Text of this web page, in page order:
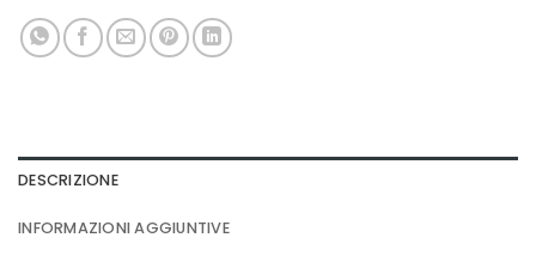
DESCRIZIONE
INFORMAZIONI AGGIUNTIVE